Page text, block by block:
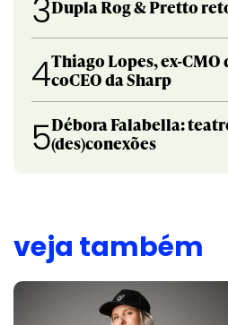
3Dupla Rog & Pretto
4Thiago Lopes, ex-
coCEO da Sharp
5Débora Falabella:
(des)conexões
veja também